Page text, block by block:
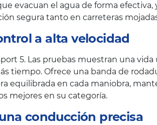
evacuan el agua de forma
segura tanto en carreteras
a alta velocidad
5. Las pruebas muestran una
tiempo. Ofrece una banda de
equilibrada en cada maniobra,
mejores en su categoría.
conducción precisa